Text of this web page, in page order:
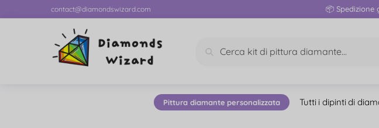
contact@diamondswizard.com 📦 Spedizione
Cerca
Pittura diamante personalizzata Tutti i dipinti di